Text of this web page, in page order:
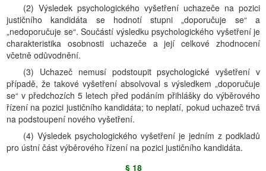
(2) Výsledek psychologického vyšetření uchazeče na pozici
justičního kandidáta se hodnotí stupni „doporučuje se“ a
„nedoporučuje se“. Součástí výsledku psychologického vyšetření je
charakteristika osobnosti uchazeče a její celkové zhodnocení
včetně odůvodnění.
(3) Uchazeč nemusí podstoupit psychologické vyšetření v
případě, že takové vyšetření absolvoval s výsledkem „doporučuje
se“ v předchozích 5 letech před podáním přihlášky do výběrového
řízení na pozici justičního kandidáta; to neplatí, pokud uchazeč trvá
na podstoupení nového vyšetření.
(4) Výsledek psychologického vyšetření je jedním z podkladů
pro ústní část výběrového řízení na pozici justičního kandidáta.
§ 18